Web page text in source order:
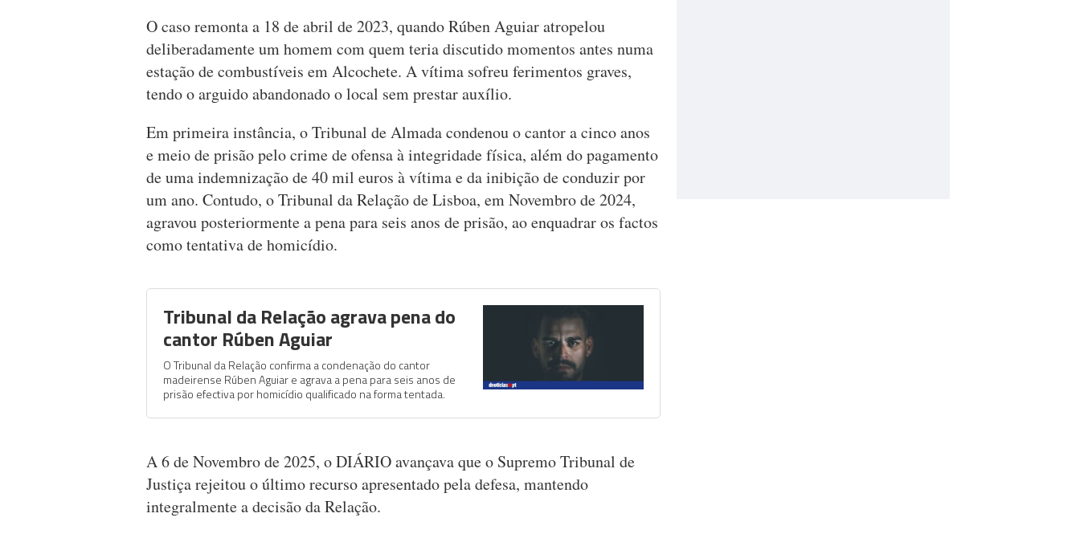
O caso remonta a 18 de abril de 2023, quando Rúben Aguiar atropelou
deliberadamente um homem com quem teria discutido momentos antes numa
estação de combustíveis em Alcochete. A vítima sofreu ferimentos graves,
tendo o arguido abandonado o local sem prestar auxílio.
Em primeira instância, o Tribunal de Almada condenou o cantor a cinco anos
e meio de prisão pelo crime de ofensa à integridade física, além do pagamento
de uma indemnização de 40 mil euros à vítima e da inibição de conduzir por
um ano. Contudo, o Tribunal da Relação de Lisboa, em Novembro de 2024,
agravou posteriormente a pena para seis anos de prisão, ao enquadrar os factos
como tentativa de homicídio.
Tribunal da Relação agrava pena do
cantor Rúben Aguiar
O Tribunal da Relação confirma a condenação do cantor
madeirense Rúben Aguiar e agrava a pena para seis anos de
prisão efectiva por homicídio qualificado na forma tentada.
A 6 de Novembro de 2025, o DIÁRIO avançava que o Supremo Tribunal de
Justiça rejeitou o último recurso apresentado pela defesa, mantendo
integralmente a decisão da Relação.